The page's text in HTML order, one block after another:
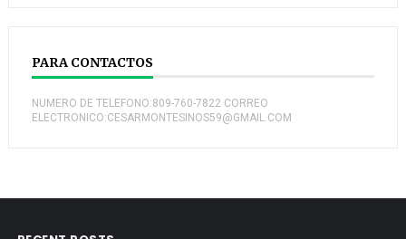
PARA CONTACTOS
NUMERO DE TELEFONO:809-760-7822 CORREO
ELECTRONICO:CESARMONTESINOS59@GMAIL.COM